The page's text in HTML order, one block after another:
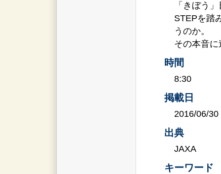
「きぼう
STEPを踏
うのか。
その本音
時間
8:30
掲載日
2016/06/30
出典
JAXA
キーワード